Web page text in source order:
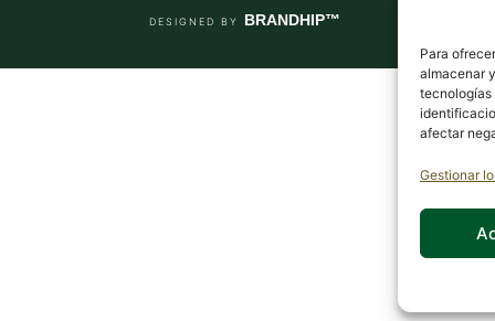
Para
almacenar
tecnologías
afectar
Gestionar
DESIGNED BY BRANDHIP™